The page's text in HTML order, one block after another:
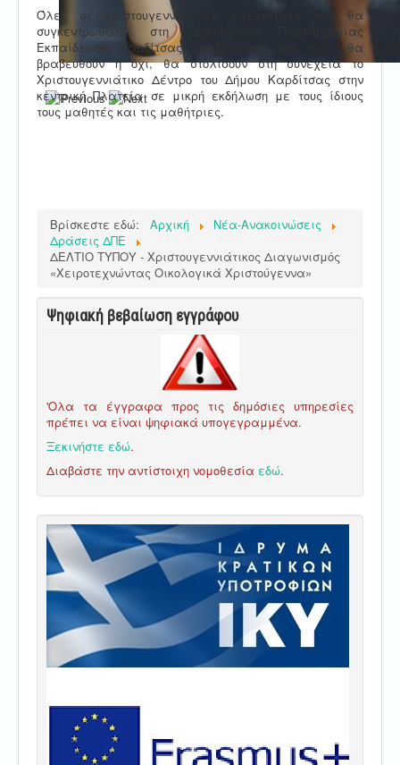
Όλες οι Χριστουγεννιάτικες κατασκευές που θα
συγκεντρωθούν στη Διεύθυνση Πρωτοβάθμιας
Εκπαίδευσης Καρδίτσας, ανεξάρτητα από το αν θα
βραβευθούν ή όχι, θα στολίσουν στη συνέχεια το
Χριστουγεννιάτικο Δέντρο του Δήμου Καρδίτσας στην
κεντρική Πλατεία σε μικρή εκδήλωση με τους ίδιους
τους μαθητές και τις μαθήτριες.
Βρίσκεστε εδώ: Αρχική
Νέα-Ανακοινώσεις
Δράσεις ΔΠΕ
ΔΕΛΤΙΟ ΤΥΠΟΥ - Χριστουγεννιάτικος Διαγωνισμός
«Χειροτεχνώντας Οικολογικά Χριστούγεννα»
Ψηφιακή βεβαίωση εγγράφου
'Ολα τα έγγραφα προς τις δημόσιες υπηρεσίες
πρέπει να είναι ψηφιακά υπογεγραμμένα.
Ξεκινήστε εδώ.
Διαβάστε την αντίστοιχη νομοθεσία εδώ.